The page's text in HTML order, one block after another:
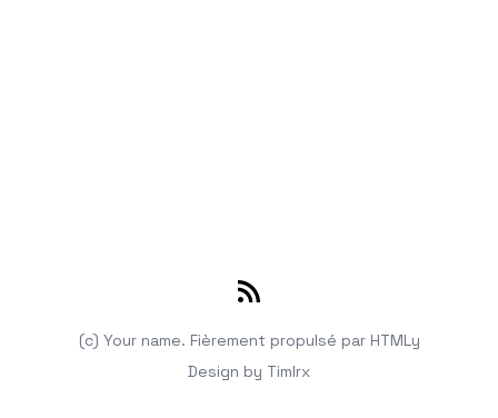
(c) Your name. Fièrement propulsé par HTMLy
Design by Timlrx